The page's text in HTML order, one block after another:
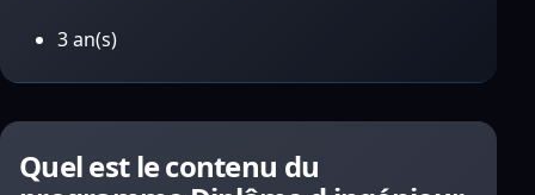
3 an(s)
Quel est le contenu du